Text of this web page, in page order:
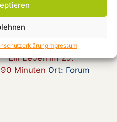
Impressum
Parkfest im
von
Ein Leben im 20.
Minuten Ort: Forum